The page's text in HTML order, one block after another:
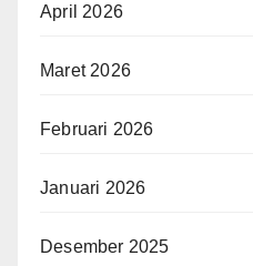
April 2026
Maret 2026
Februari 2026
Januari 2026
Desember 2025